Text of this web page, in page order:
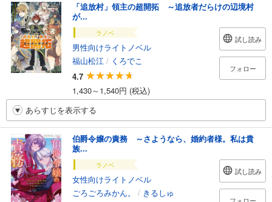
「追放村」領主の超開拓 ～追放者だらけの辺境村
が...
ラノベ
男性向けライトノベル
福山松江 / くろでこ
4.7
1,430～1,540円 (税込)
試し読み
フォロー
あらすじを表示する
伯爵令嬢の責務 ～さようなら、婚約者様。私は貴
族...
ラノベ
女性向けライトノベル
ごろごろみかん。
/ きるしゅ
試し読み